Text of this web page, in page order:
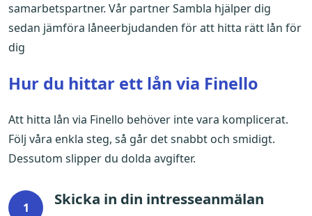
samarbetspartner. Vår partner Sambla hjälper dig
sedan jämföra låneerbjudanden för att hitta rätt lån för
dig
Hur du hittar ett lån via Finello
Att hitta lån via Finello behöver inte vara komplicerat.
Följ våra enkla steg, så går det snabbt och smidigt.
Dessutom slipper du dolda avgifter.
1 Skicka in din intresseanmälan